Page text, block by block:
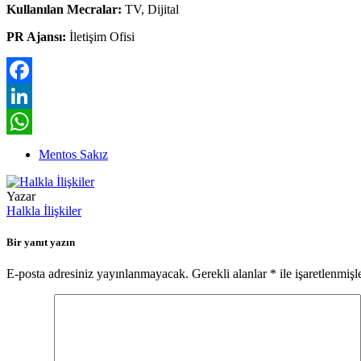
Kullanılan Mecralar: TV, Dijital
PR Ajansı: İletişim Ofisi
Facebook
LinkedIn
WhatsApp
Mentos Sakız
Yazar
Halkla İlişkiler
Bir yanıt yazın
E-posta adresiniz yayınlanmayacak. Gerekli alanlar * ile